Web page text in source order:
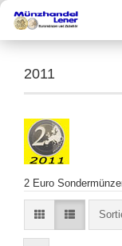
2011
2 Euro